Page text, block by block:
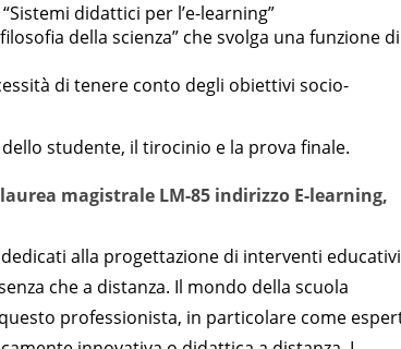
didattici per l’e-learning”
della scienza” che svolga una funzione di
di tenere conto degli obiettivi socio-
studente, il tirocinio e la prova finale.
magistrale LM-85 indirizzo E-learning,
alla progettazione di interventi educativi
che a distanza. Il mondo della scuola
professionista, in particolare come